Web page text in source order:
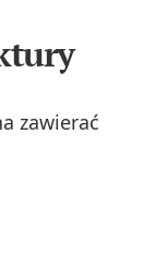
zawierać